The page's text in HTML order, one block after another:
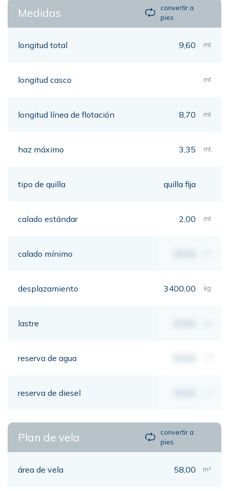
Medidas
convertir a
pies
longitud total 9,60 mt
longitud casco mt
longitud línea de flotación 8,70 mt
haz máximo 3,35 mt
tipo de quilla quilla fija
calado estándar 2,00 mt
calado mínimo
desplazamiento 3400,00 kg
lastre
reserva de agua
reserva de diesel
Plan de vela
convertir a
pies
área de vela 58,00 m²